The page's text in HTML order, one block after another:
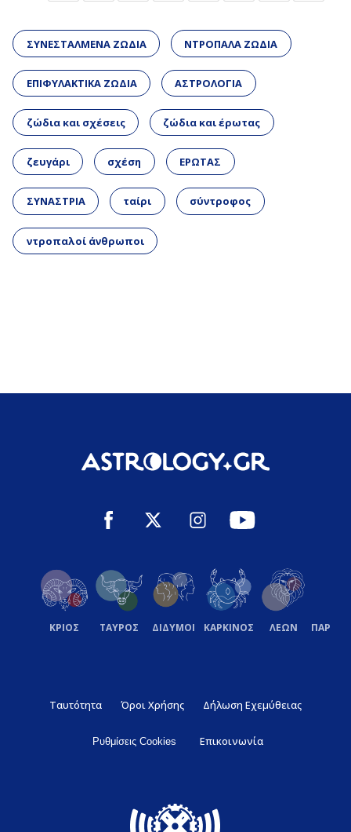
ΣΥΝΕΣΤΑΛΜΕΝΑ ΖΩΔΙΑ ΝΤΡΟΠΑΛΑ ΖΩΔΙΑ
ΕΠΙΦΥΛΑΚΤΙΚΑ ΖΩΔΙΑ ΑΣΤΡΟΛΟΓΙΑ
ζώδια και σχέσεις ζώδια και έρωτας
ζευγάρι σχέση ΕΡΩΤΑΣ
ΣΥΝΑΣΤΡΙΑ ταίρι σύντροφος
ντροπαλοί άνθρωποι
ΚΡΙΟΣ ΤΑΥΡΟΣ ΔΙΔΥΜΟΙ ΚΑΡΚΙΝΟΣ ΛΕΩΝ
Ταυτότητα Όροι Χρήσης Δήλωση Εχεμύθειας
Ρυθμίσεις Cookies Επικοινωνία